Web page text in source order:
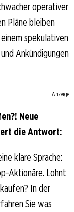
operativer
Pläne bleiben
spekulativen
Ankündigungen
Anzeige
Neue
die Antwort:
klare Sprache:
Aktionäre. Lohnt
In der
Sie was